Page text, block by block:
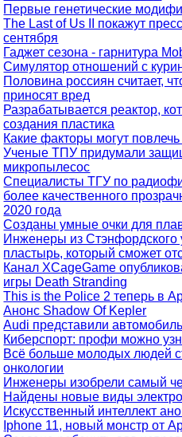
Первые генетические
The Last of Us II покажут
сентября
Гаджет сезона - гарнитура
Симулятор отношений с
Половина россиян считает,
приносят вред
Разрабатывается реактор,
создания пластика
Какие факторы могут
Ученые ТПУ придумали
микропылесос
Специалисты ТГУ по
более качественного
2020 года
Созданы умные очки для
Инженеры из Стэнфордского
пластырь, который сможет
Канал XCageGame
игры Death Stranding
This is the Police 2 теперь в
Анонс Shadow Of Kepler
Audi представили
Киберспорт: профи можно
Всё больше молодых людей
онкологии
Инженеры изобрели самый
Найдены новые виды
Искусственный интеллект
Iphone 11, новый монстр от